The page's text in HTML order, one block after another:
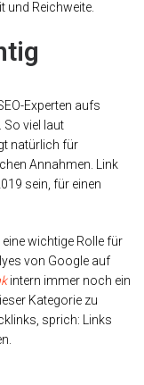
und Reichweite.
Experten aufs
So viel laut
natürlich für
Annahmen. Link
sein, für einen
wichtige Rolle für
von Google auf
intern immer noch ein
Kategorie zu
sprich: Links